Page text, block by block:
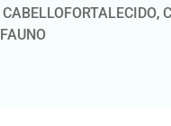
CABELLOFORTALECIDO,
FAUNO